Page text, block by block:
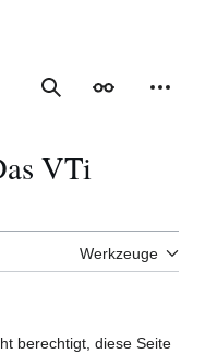
Suche
VTi
Werkzeuge
berechtigt, diese Seite